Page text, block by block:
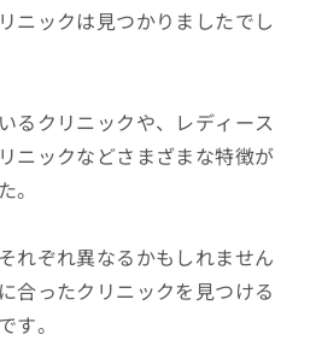
ニックは見つかりましたでし
るクリニックや、レディース
ニックなどさまざまな特徴が
。
れぞれ異なるかもしれません
合ったクリニックを見つける
す。